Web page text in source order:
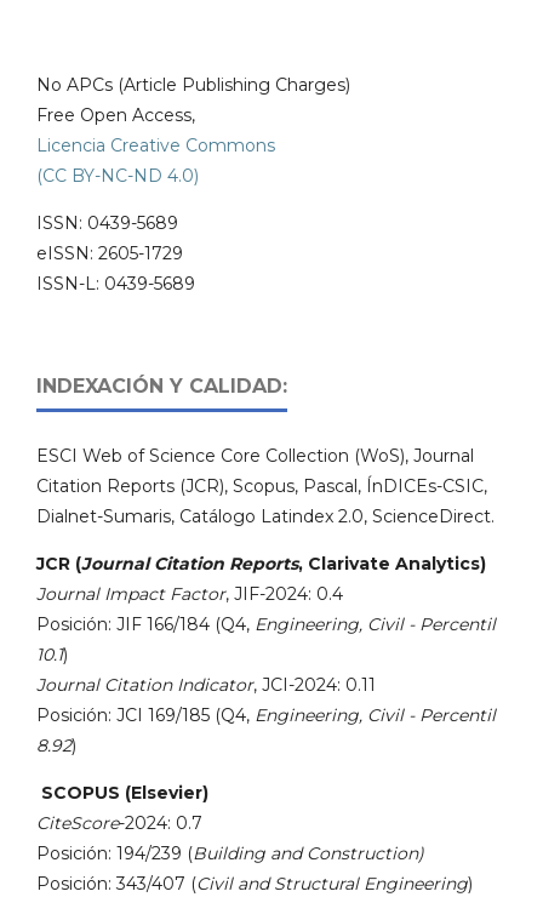
No APCs (Article Publishing Charges)
Free Open Access,
Licencia Creative Commons
(CC BY-NC-ND 4.0)
ISSN: 0439-5689
eISSN: 2605-1729
ISSN-L: 0439-5689
INDEXACIÓN Y CALIDAD:
ESCI Web of Science Core Collection (WoS), Journal
Citation Reports (JCR), Scopus, Pascal, ÍnDICEs-CSIC,
Dialnet-Sumaris, Catálogo Latindex 2.0, ScienceDirect.
JCR (Journal Citation Reports, Clarivate Analytics)
Journal Impact Factor, JIF-2024: 0.4
Posición: JIF 166/184 (Q4, Engineering, Civil - Percentil
10.1)
Journal Citation Indicator, JCI-2024: 0.11
Posición: JCI 169/185 (Q4, Engineering, Civil - Percentil
8.92)
SCOPUS (Elsevier)
CiteScore-2024: 0.7
Posición: 194/239 (Building and Construction)
Posición: 343/407 (Civil and Structural Engineering)